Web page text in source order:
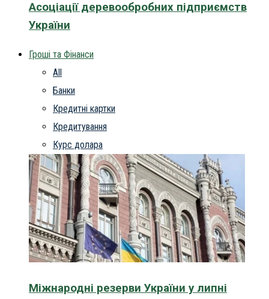
Асоціації деревообробних підприємств
України
Гроші та Фінанси
All
Банки
Кредитні картки
Кредитування
Курс долара
Міжнародні резерви України у липні